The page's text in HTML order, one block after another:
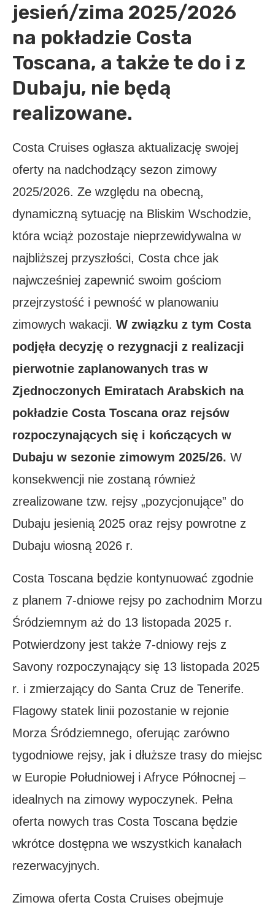
jesień/zima 2025/2026
na pokładzie Costa
Toscana, a także te do i z
Dubaju, nie będą
realizowane.
Costa Cruises ogłasza aktualizację swojej
oferty na nadchodzący sezon zimowy
2025/2026. Ze względu na obecną,
dynamiczną sytuację na Bliskim Wschodzie,
która wciąż pozostaje nieprzewidywalna w
najbliższej przyszłości, Costa chce jak
najwcześniej zapewnić swoim gościom
przejrzystość i pewność w planowaniu
zimowych wakacji. W związku z tym Costa
podjęła decyzję o rezygnacji z realizacji
pierwotnie zaplanowanych tras w
Zjednoczonych Emiratach Arabskich na
pokładzie Costa Toscana oraz rejsów
rozpoczynających się i kończących w
Dubaju w sezonie zimowym 2025/26. W
konsekwencji nie zostaną również
zrealizowane tzw. rejsy „pozycjonujące” do
Dubaju jesienią 2025 oraz rejsy powrotne z
Dubaju wiosną 2026 r.
Costa Toscana będzie kontynuować zgodnie
z planem 7-dniowe rejsy po zachodnim Morzu
Śródziemnym aż do 13 listopada 2025 r.
Potwierdzony jest także 7-dniowy rejs z
Savony rozpoczynający się 13 listopada 2025
r. i zmierzający do Santa Cruz de Tenerife.
Flagowy statek linii pozostanie w rejonie
Morza Śródziemnego, oferując zarówno
tygodniowe rejsy, jak i dłuższe trasy do miejsc
w Europie Południowej i Afryce Północnej –
idealnych na zimowy wypoczynek. Pełna
oferta nowych tras Costa Toscana będzie
wkrótce dostępna we wszystkich kanałach
rezerwacyjnych.
Zimowa oferta Costa Cruises obejmuje